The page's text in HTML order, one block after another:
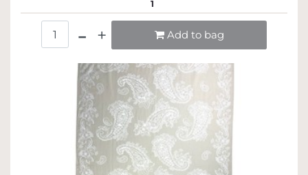
1
Add to bag